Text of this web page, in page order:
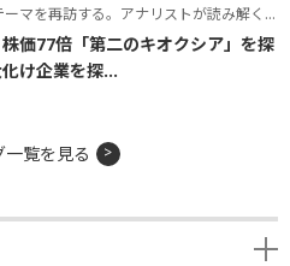
を再訪する。アナリストが読み解くテーマの本質
株価77倍「第二のキオクシア」を探
け企業を探...
覧を見る